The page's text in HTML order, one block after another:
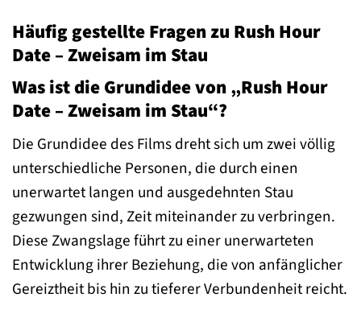
Häufig gestellte Fragen zu Rush Hour
Date – Zweisam im Stau
Was ist die Grundidee von „Rush Hour
Date – Zweisam im Stau“?
Die Grundidee des Films dreht sich um zwei völlig
unterschiedliche Personen, die durch einen
unerwartet langen und ausgedehnten Stau
gezwungen sind, Zeit miteinander zu verbringen.
Diese Zwangslage führt zu einer unerwarteten
Entwicklung ihrer Beziehung, die von anfänglicher
Gereiztheit bis hin zu tieferer Verbundenheit reicht.